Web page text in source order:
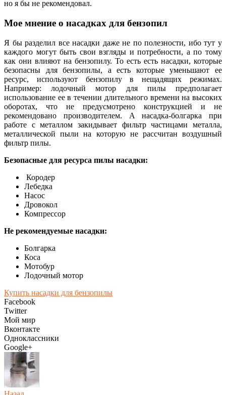
но я бы не рекомендовал.
Мое мнение о насадках для бензопил
Я бы разделил все насадки даже не по полезности, ибо тут у
каждого могут быть свои взгляды и потребности, а по тому
как они влияют на бензопилу. То есть есть насадки, которые
безопасны для бензопилы, а есть которые уменьшают ее
ресурс, используют бензопилу в нещадящих режимах.
Например: лодочный мотор для пилы предполагает
использование ее в течении длительного времени на высоких
оборотах, что не предусмотрено конструкцией и не
рекомендовано производителем. А насадка-болгарка при
работе с металлом закидывает фильтр частицами металла,
металлической пыли на которую не рассчитан воздушный
фильтр пилы.
Безопасные для ресурса пилы насадки:
Кородер
Лебедка
Насос
Дровокол
Компрессор
Не рекомендуемые насадки:
Болгарка
Коса
Мотобур
Лодочный мотор
Купить насадки для бензопилы
Facebook
Twitter
Мой мир
Вконтакте
Одноклассники
Google+